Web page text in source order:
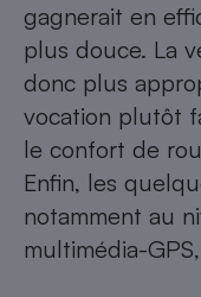
gagnerait en
plus douce. La
donc plus
vocation plutôt
le confort de
Enfin, les
notamment au
multimédia-